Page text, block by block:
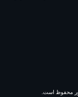
محفوظ است.